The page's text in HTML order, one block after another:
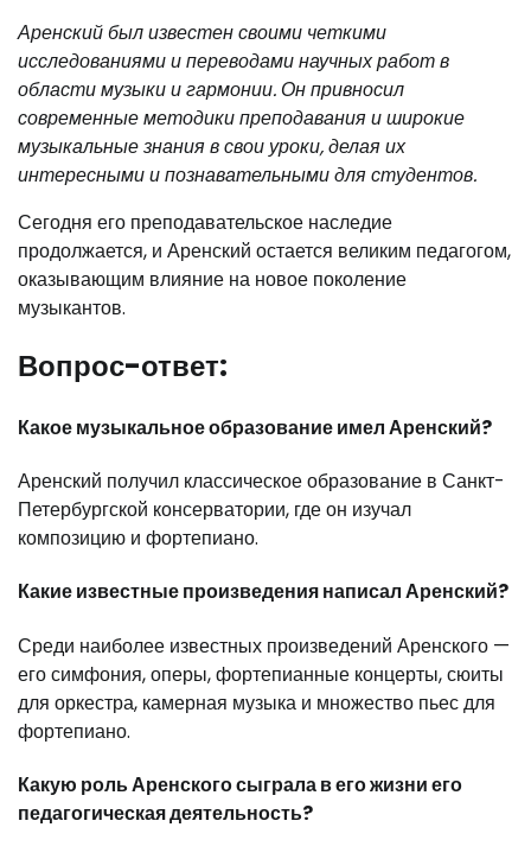
Аренский был известен своими четкими
исследованиями и переводами научных работ в
области музыки и гармонии. Он привносил
современные методики преподавания и широкие
музыкальные знания в свои уроки, делая их
интересными и познавательными для студентов.
Сегодня его преподавательское наследие
продолжается, и Аренский остается великим педагогом,
оказывающим влияние на новое поколение
музыкантов.
Вопрос-ответ:
Какое музыкальное образование имел Аренский?
Аренский получил классическое образование в Санкт-
Петербургской консерватории, где он изучал
композицию и фортепиано.
Какие известные произведения написал Аренский?
Среди наиболее известных произведений Аренского —
его симфония, оперы, фортепианные концерты, сюиты
для оркестра, камерная музыка и множество пьес для
фортепиано.
Какую роль Аренского сыграла в его жизни его
педагогическая деятельность?